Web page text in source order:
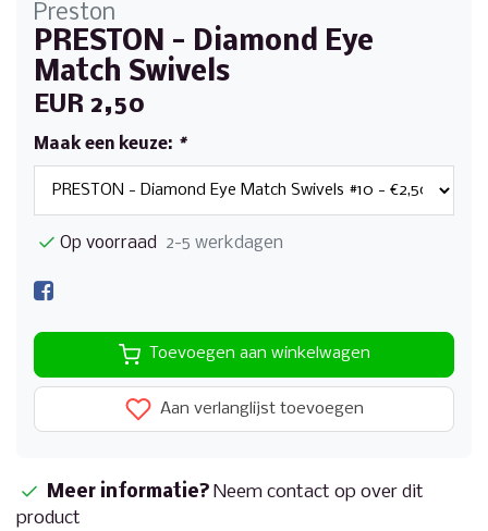
Preston
PRESTON - Diamond Eye
Match Swivels
EUR 2,50
Maak een keuze: *
Op voorraad 2-5 werkdagen
Toevoegen aan winkelwagen
Aan verlanglijst toevoegen
Meer informatie? Neem contact op over dit
product